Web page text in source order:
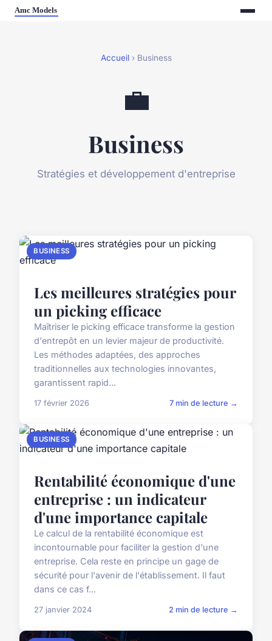
Accueil› Business
💼
Business
Stratégies et développement d'entreprise
BUSINESS
Les meilleures stratégies pour
un picking efficace
Maîtriser le picking efficace transforme la gestion
d'entrepôt en un levier majeur de productivité.
Les méthodes adaptées, des approches
traditionnelles aux technologies innovantes,
garantissent rapid...
17 février 2026 7 min de lecture →
BUSINESS
Rentabilité économique d'une
entreprise : un indicateur
d'une importance capitale
Le calcul de la rentabilité économique est
incontournable pour faciliter la gestion d'une
entreprise. Cela reste en principe un gage de
sécurité pour l'avenir de l'établissement. Il faut
dans ce cas f...
27 janvier 2024 2 min de lecture →